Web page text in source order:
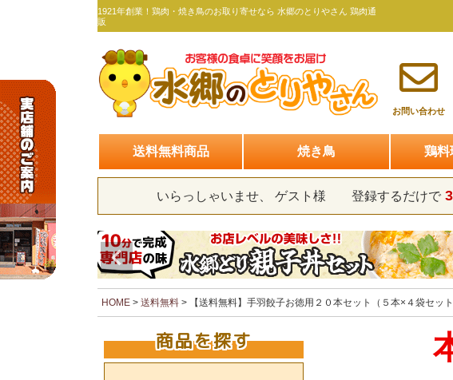
1921年創業！鶏肉・焼き鳥のお取り寄せなら 水郷のとりやさん 鶏肉通
販
お問い合わせ
送料無料商品 焼き鳥 鶏料
いらっしゃいませ、 ゲスト様 登録するだけで
HOME 送料無料 【送料無料】手羽餃子お徳用２０本セット（５本×４袋セ
商品を探す